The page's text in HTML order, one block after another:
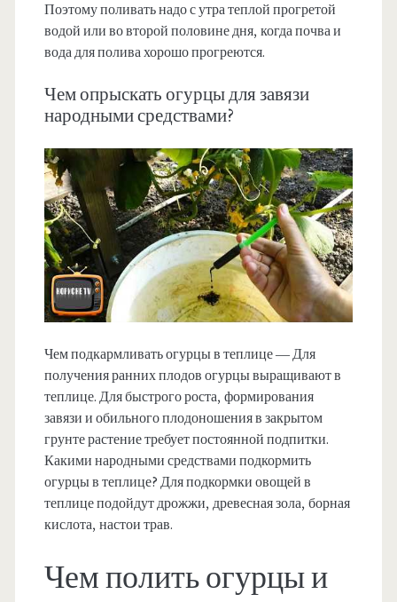
Поэтому поливать надо с утра теплой прогретой
водой или во второй половине дня, когда почва и
вода для полива хорошо прогреются.
Чем опрыскать огурцы для завязи
народными средствами?
Чем подкармливать огурцы в теплице — Для
получения ранних плодов огурцы выращивают в
теплице. Для быстрого роста, формирования
завязи и обильного плодоношения в закрытом
грунте растение требует постоянной подпитки.
Какими народными средствами подкормить
огурцы в теплице? Для подкормки овощей в
теплице подойдут дрожжи, древесная зола, борная
кислота, настои трав.
Чем полить огурцы и